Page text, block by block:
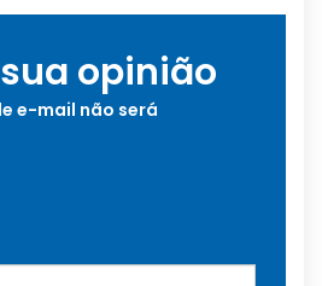
opinião
e-mail não será